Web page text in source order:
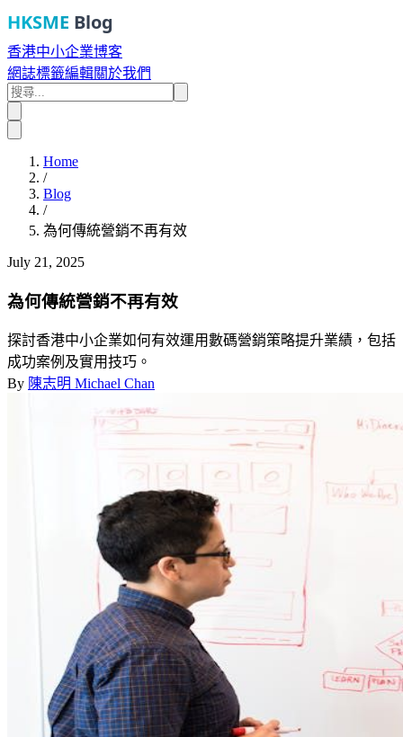
HKSME Blog
香港中小企業博客
網誌標籤編輯關於我們
Home
/
Blog
/
為何傳統營銷不再有效
July 21, 2025
為何傳統營銷不再有效
探討香港中小企業如何有效運用數碼營銷策略提升業績，包括
成功案例及實用技巧。
By 陳志明 Michael Chan